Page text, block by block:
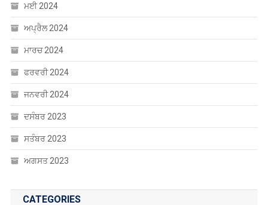
ਮਈ 2024
ਅਪ੍ਰੈਲ 2024
ਮਾਰਚ 2024
ਫਰਵਰੀ 2024
ਜਨਵਰੀ 2024
ਦਸੰਬਰ 2023
ਸਤੰਬਰ 2023
ਅਗਸਤ 2023
CATEGORIES